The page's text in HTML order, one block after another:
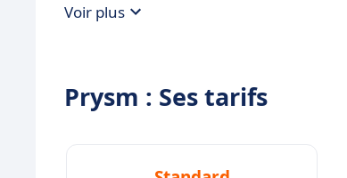
Voir plus
Prysm : Ses tarifs